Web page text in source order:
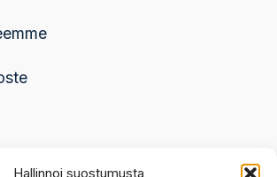
Hallinnoi suostumusta